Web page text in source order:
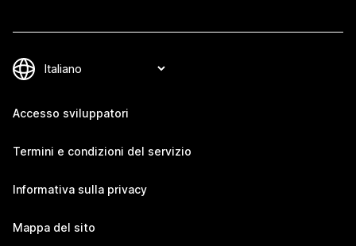
Accesso sviluppatori
Termini e condizioni del servizio
Informativa sulla privacy
Mappa del sito